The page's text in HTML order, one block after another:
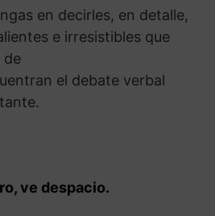
en decirles, en detalle,
e irresistibles que
de
el debate verbal
ve despacio.